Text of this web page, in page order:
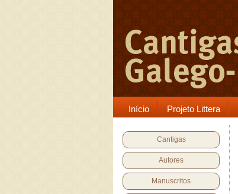
Início Projeto Littera
Cantigas
Autores
Manuscritos